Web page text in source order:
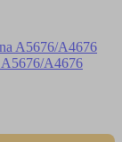
А4676